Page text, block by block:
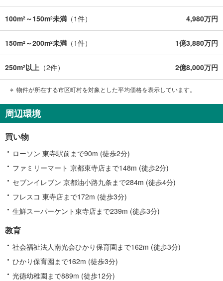
100m2 ～150m2未満 （1件） 4,980万円
150m2 ～200m2未満 （1件） 1億3,880万円
250m2以上 （2件） 2億8,000万円
物件が所在する市区町村を対象とした平均価格を表示しています。
周辺環境
買い物
ローソン 東寺駅前まで90m (徒歩2分)
ファミリーマート 京都東寺店まで148m (徒歩2分)
セブンイレブン 京都油小路九条まで284m (徒歩4分)
フレスコ 東寺店まで172m (徒歩3分)
生鮮スーパーケント東寺店まで239m (徒歩3分)
教育
社会福祉法人南光会ひかり保育園まで162m (徒歩3分)
ひかり保育園まで162m (徒歩3分)
光徳幼稚園まで889m (徒歩12分)